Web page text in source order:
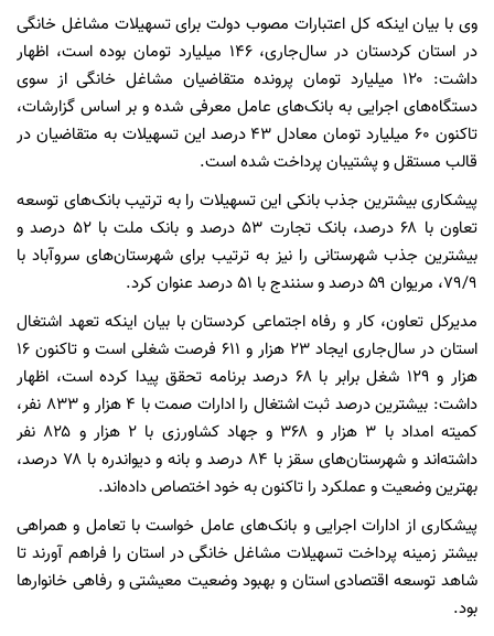
وی با بیان اینکه کل اعتبارات مصوب دولت برای تسهیلات مشاغل خانگی
در استان کردستان در سال‌جاری، ۱۴۶ میلیارد تومان بوده است، اظهار
داشت: ۱۲۰ میلیارد تومان پرونده متقاضیان مشاغل خانگی از سوی
دستگاه‌های اجرایی به بانک‌های عامل معرفی شده و بر اساس گزارشات،
تاکنون ۶۰ میلیارد تومان معادل ۴۳ درصد این تسهیلات به متقاضیان در
قالب مستقل و پشتیبان پرداخت شده است.
پیشکاری بیشترین جذب بانکی این تسهیلات را به ترتیب بانک‌های توسعه
تعاون با ۶۸ درصد، بانک تجارت ۵۳ درصد و بانک ملت با ۵۲ درصد و
بیشترین جذب شهرستانی را نیز به ترتیب برای شهرستان‌های سروآباد با
۷۹/۹، مریوان ۵۹ درصد و سنندج با ۵۱ درصد عنوان کرد.
مدیرکل تعاون، کار و رفاه اجتماعی کردستان با بیان اینکه تعهد اشتغال
استان در سال‌جاری ایجاد ۲۳ هزار و ٦۱۱ فرصت شغلی است و تاکنون ۱۶
هزار و ۱۲۹ شغل برابر با ۶۸ درصد برنامه تحقق پیدا کردە است، اظهار
داشت: بیشترین درصد ثبت اشتغال را ادارات صمت با ۴ هزار و ۸۳۳ نفر،
کمیته امداد با ۳ هزار و ۳۶۸ و جهاد کشاورزی با ۲ هزار و ۸۲۵ نفر
داشته‌اند و شهرستان‌های سقز با ۸۴ درصد و بانه و دیواندره با ۷۸ درصد،
بهترین وضعیت و عملکرد را تاکنون به خود اختصاص داده‌اند.
پیشکاری از ادارات اجرایی و بانک‌های عامل خواست با تعامل و همراهی
بیشتر زمینه پرداخت تسهیلات مشاغل خانگی در استان را فراهم آورند تا
شاهد توسعه اقتصادی استان و بهبود وضعیت معیشتی و رفاهی خانوارها
بود.